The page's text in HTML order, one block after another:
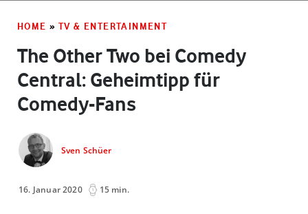
HOME » TV & ENTERTAINMENT
The Other Two bei Comedy
Central: Geheimtipp für
Comedy-Fans
Sven Schüer
16. Januar 2020 15 min.